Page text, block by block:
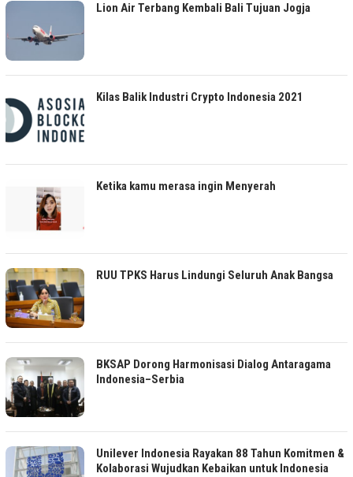
Lion Air Terbang Kembali Bali Tujuan Jogja
Kilas Balik Industri Crypto Indonesia 2021
Ketika kamu merasa ingin Menyerah
RUU TPKS Harus Lindungi Seluruh Anak Bangsa
BKSAP Dorong Harmonisasi Dialog Antaragama
Indonesia–Serbia
Unilever Indonesia Rayakan 88 Tahun Komitmen &
Kolaborasi Wujudkan Kebaikan untuk Indonesia